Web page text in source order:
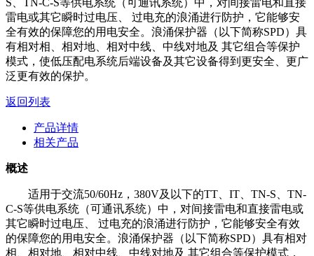
S、TN-C-S等供电系统（可通讯系统）中，对间接雷电和直接
雷电或其它瞬时过电压、 过电充的浪涌进⾏防护，它能够安
全有效的保障您的⽤电安全。浪涌保护器（以下简称SPD）具
有相对相、相对地、相对中线、中线对地及 其它组合等保护
模式，使低压配电系统后端设备及其它设备得到更安全、更⼴
泛更有效的保护。
返回列表
产品详情
相关产品
概述
适⽤于交流50/60Hz，380V及以下的TT、IT、TN-S、TN-
C-S等供电系统（可通讯系统）中，对间接雷电和直接雷电或
其它瞬时过电压、 过电充的浪涌进⾏防护，它能够安全有效
的保障您的⽤电安全。浪涌保护器（以下简称SPD）具有相对
相、相对地、相对中线、中线对地及 其它组合等保护模式，